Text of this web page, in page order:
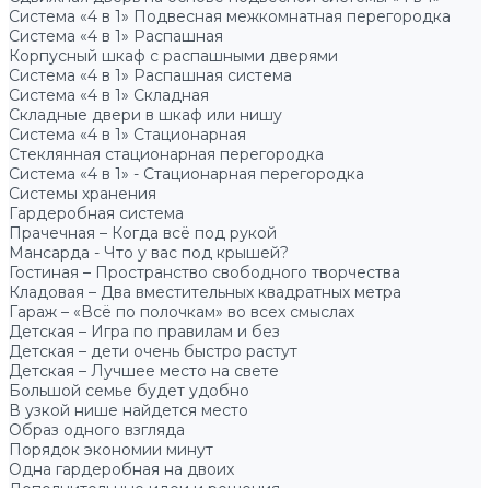
Система «4 в 1» Подвесная межкомнатная перегородка
Система «4 в 1» Распашная
Корпусный шкаф с распашными дверями
Система «4 в 1» Распашная система
Система «4 в 1» Складная
Складные двери в шкаф или нишу
Система «4 в 1» Стационарная
Стеклянная стационарная перегородка
Система «4 в 1» - Стационарная перегородка
Системы хранения
Гардеробная система
Прачечная – Когда всё под рукой
Мансарда - Что у вас под крышей?
Гостиная – Пространство свободного творчества
Кладовая – Два вместительных квадратных метра
Гараж – «Всё по полочкам» во всех смыслах
Детская – Игра по правилам и без
Детская – дети очень быстро растут
Детская – Лучшее место на свете
Большой семье будет удобно
В узкой нише найдется место
Образ одного взгляда
Порядок экономии минут
Одна гардеробная на двоих